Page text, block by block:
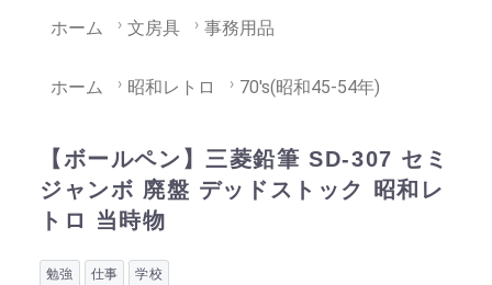
ホーム 文房具 事務用品
ホーム 昭和レトロ 70's(昭和45-54年)
【ボールペン】三菱鉛筆 SD-307 セミ
ジャンボ 廃盤 デッドストック 昭和レ
トロ 当時物
勉強 仕事 学校